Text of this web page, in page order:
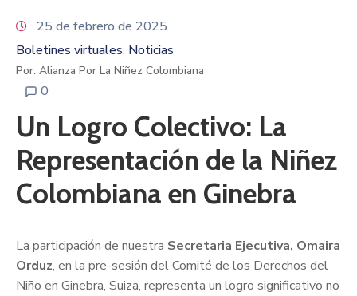
25 de febrero de 2025
Boletines virtuales‚ Noticias
Por: Alianza Por La Niñez Colombiana
0
Un Logro Colectivo: La
Representación de la Niñez
Colombiana en Ginebra
La participación de nuestra Secretaria Ejecutiva, Omaira
Orduz, en la pre-sesión del Comité de los Derechos del
Niño en Ginebra, Suiza, representa un logro significativo no